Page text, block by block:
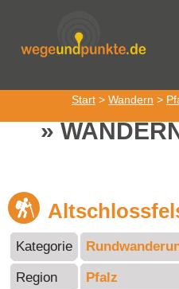
Start > Wandern >
Kategorie
Region Pfalz